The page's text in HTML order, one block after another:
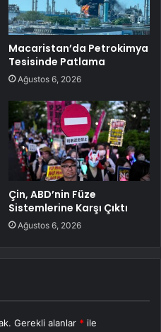
Macaristan’da Petrokimya
Tesisinde Patlama
Ağustos 6, 2026
Çin, ABD’nin Füze
Sistemlerine Karşı Çıktı
Ağustos 6, 2026
Gerekli alanlar * ile